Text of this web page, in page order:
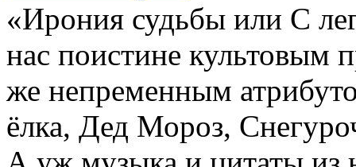
«Ирония судьбы или С
нас поистине культовым
же непременным
ёлка, Дед Мороз,